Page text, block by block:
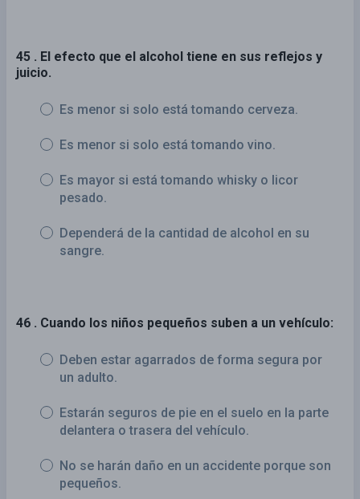
45 . El efecto que el alcohol tiene en sus reflejos y
juicio.
Es menor si solo está tomando cerveza.
Es menor si solo está tomando vino.
Es mayor si está tomando whisky o licor
pesado.
Dependerá de la cantidad de alcohol en su
sangre.
46 . Cuando los niños pequeños suben a un vehículo:
Deben estar agarrados de forma segura por
un adulto.
Estarán seguros de pie en el suelo en la parte
delantera o trasera del vehículo.
No se harán daño en un accidente porque son
pequeños.